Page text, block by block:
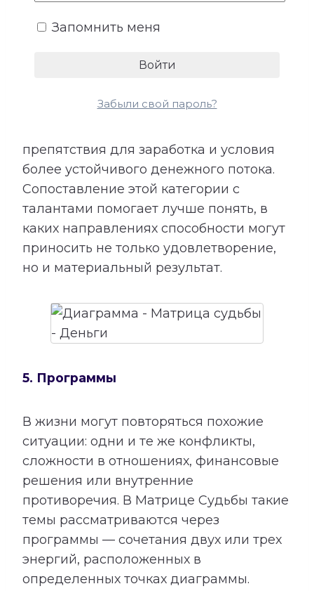
возможности.
показывает подходящие направления
для успеха, возможные причины
препятствия для заработка и условия
более устойчивого денежного потока.
Сопоставление этой категории с
талантами помогает лучше понять, в
каких направлениях способности могут
приносить не только удовлетворение,
но и материальный результат.
5. Программы
В жизни могут повторяться похожие
ситуации: одни и те же конфликты,
сложности в отношениях, финансовые
решения или внутренние
противоречия. В Матрице Судьбы такие
темы рассматриваются через
программы — сочетания двух или трех
энергий, расположенных в
определенных точках диаграммы.
Запомнить меня
Забыли свой пароль?